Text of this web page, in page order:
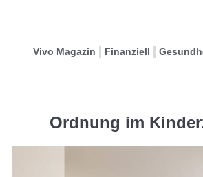
Vivo Magazin Finanziell
Ordnung im